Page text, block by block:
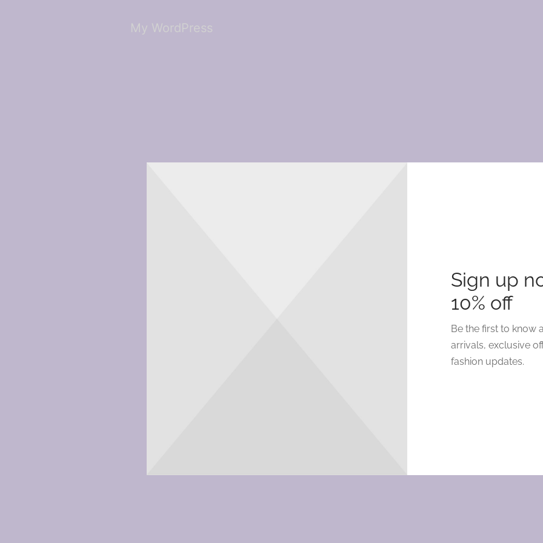
Sign up
10% off
Be the first to know
arrivals, exclusive
fashion updates.
My WordPress
¡Disculpa este desastre! Estamos
en algo increíble, ¡vuelve